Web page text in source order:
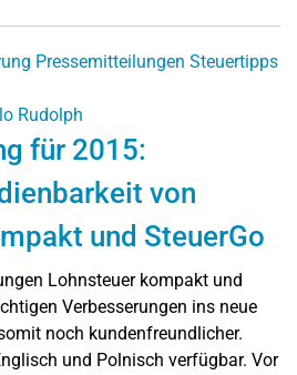
Pressemitteilungen Steuertipps
Rudolph
für 2015:
von
und SteuerGo
Lohnsteuer kompakt und
Verbesserungen ins neue
noch kundenfreundlicher.
und Polnisch verfügbar. Vor